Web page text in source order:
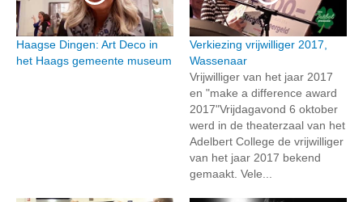
Haagse Dingen: Art Deco in
het Haags gemeente museum
Verkiezing vrijwilliger 2017,
Wassenaar
Vrijwilliger van het jaar 2017
en "make a difference award
2017"Vrijdagavond 6 oktober
werd in de theaterzaal van het
Adelbert College de vrijwilliger
van het jaar 2017 bekend
gemaakt. Vele...